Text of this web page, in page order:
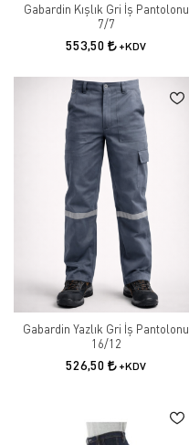
Gabardin Kışlık Gri İş Pantolonu
7/7
553,50 +KDV
Gabardin Yazlık Gri İş Pantolonu
16/12
526,50 +KDV